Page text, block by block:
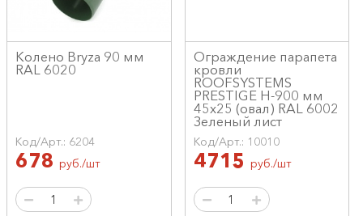
Колено Bryza 90 мм
RAL 6020
Код/Арт.: 6204
678 руб./шт
Ограждение парапета
кровли
ROOFSYSTEMS
PRESTIGE H-900 мм
45х25 (овал) RAL 6002
Зеленый лист
Код/Арт.: 10010
4715 руб./шт